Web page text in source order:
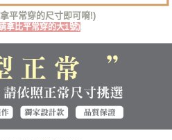
以下網址：
代理人或監護人之同意方可使用
申辦者引起之損失，本公司不負相關責
上)免運費
查看運費
平常穿的尺寸即可唷!)
拿比平常穿的大1號)